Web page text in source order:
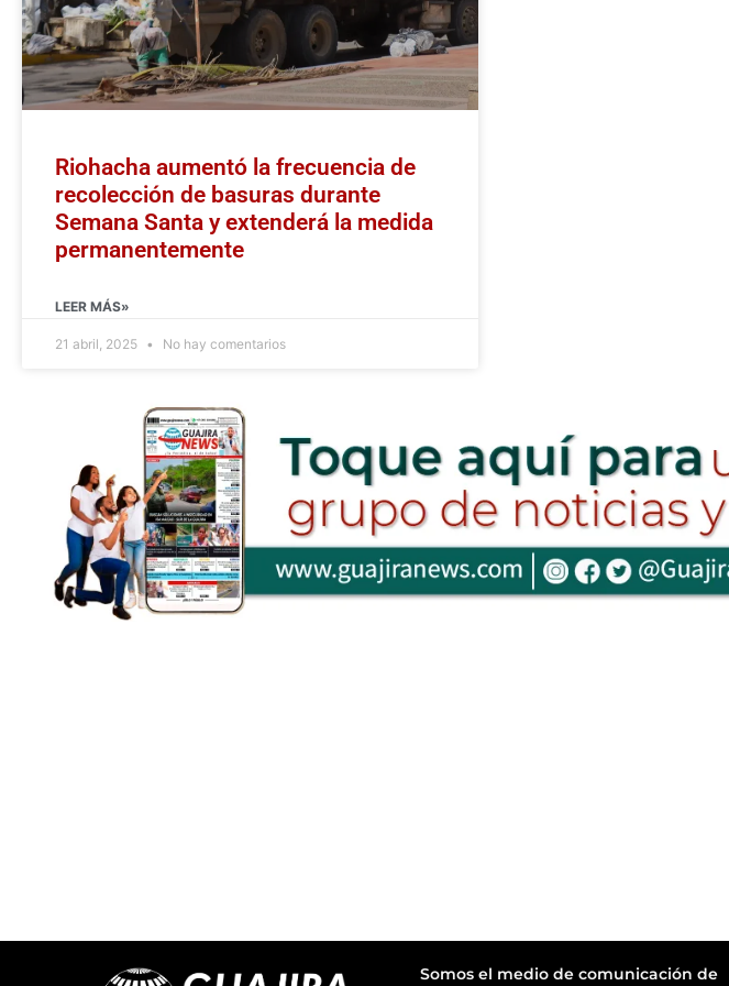
Riohacha aumentó la frecuencia de
recolección de basuras durante
Semana Santa y extenderá la medida
permanentemente
LEER MÁS»
21 abril, 2025 No hay comentarios
Somos el medio de comunicación de